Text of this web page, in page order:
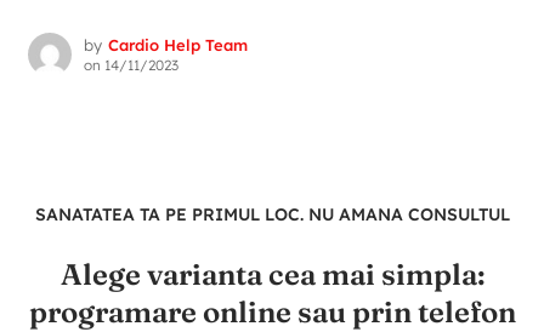
by Cardio Help Team
on 14/11/2023
SANATATEA TA PE PRIMUL LOC. NU AMANA CONSULTUL
Alege varianta cea mai simpla:
programare online sau prin telefon